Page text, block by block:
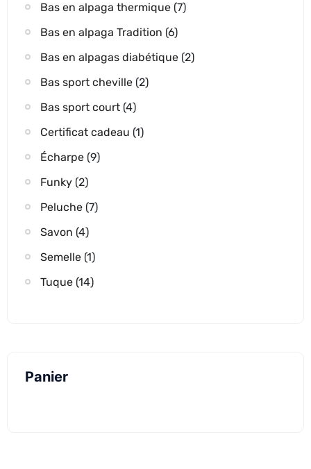
Bas en alpaga thermique (7)
Bas en alpaga Tradition (6)
Bas en alpagas diabétique (2)
Bas sport cheville (2)
Bas sport court (4)
Certificat cadeau (1)
Écharpe (9)
Funky (2)
Peluche (7)
Savon (4)
Semelle (1)
Tuque (14)
Panier